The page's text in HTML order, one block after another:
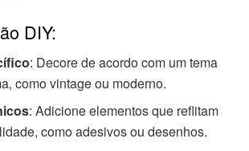
DIY:
: Decore de acordo com um tema
como vintage ou moderno.
: Adicione elementos que reflitam
como adesivos ou desenhos.